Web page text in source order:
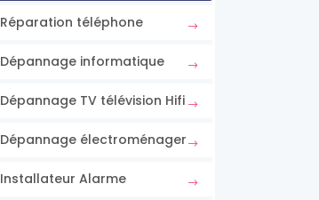
Réparation téléphone
Dépannage informatique
Dépannage TV télévision Hifi
Dépannage électroménager
Installateur Alarme